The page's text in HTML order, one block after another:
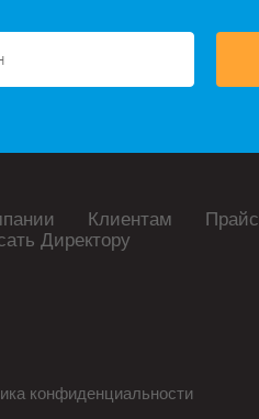
Клиентам Прайс
Директору
конфиденциальности